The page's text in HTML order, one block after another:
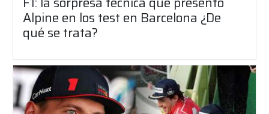
Alpine en los test en Barcelona ¿De
qué se trata?